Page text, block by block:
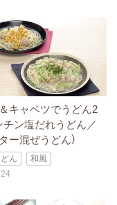
キャベツでうどん2
チン塩だれうどん／
ー混ぜうどん）
どん
和風